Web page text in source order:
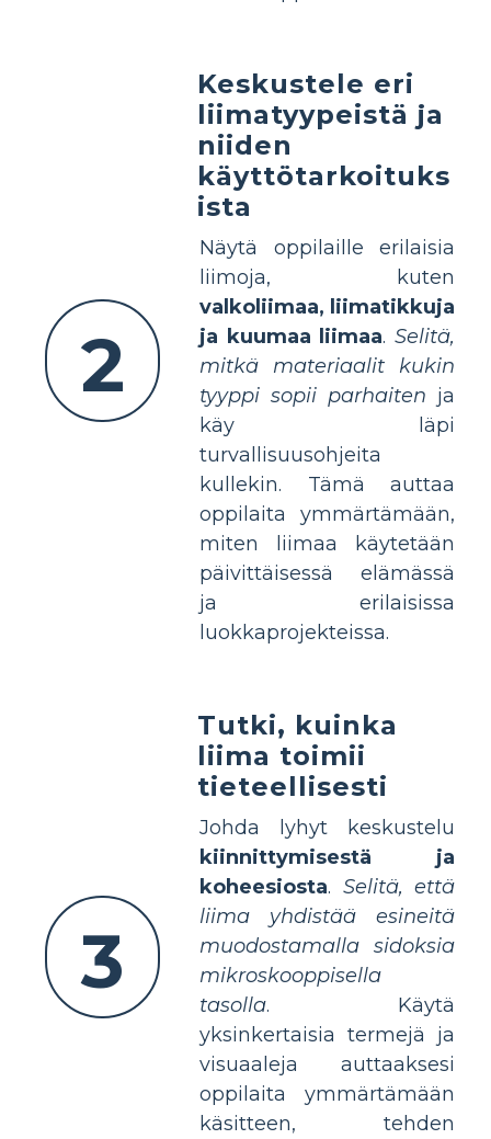
2
Keskustele eri
liimatyypeistä ja
niiden
käyttötarkoituks
ista
Näytä oppilaille erilaisia
liimoja, kuten
valkoliimaa, liimatikkuja
ja kuumaa liimaa.Selitä,
mitkä materiaalit kukin
tyyppi sopii parhaiten ja
käy läpi
turvallisuusohjeita
kullekin. Tämä auttaa
oppilaita ymmärtämään,
miten liimaa käytetään
päivittäisessä elämässä
ja erilaisissa
luokkaprojekteissa.
3
Tutki, kuinka
liima toimii
tieteellisesti
Johda lyhyt keskustelu
kiinnittymisestä ja
koheesiosta. Selitä, että
liima yhdistää esineitä
muodostamalla sidoksia
mikroskooppisella
tasolla. Käytä
yksinkertaisia termejä ja
visuaaleja auttaaksesi
oppilaita ymmärtämään
käsitteen, tehden